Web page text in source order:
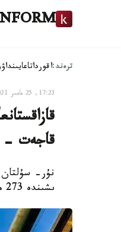
ترەند:اقورداتاعايىنداۋ
17:23, 25 مامىر 2021
قاجەت -
ىشىندە 273 ميلليارد دوللار قاجەت.